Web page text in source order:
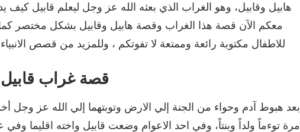
هابيل وقابيل، وهو الغراب الذي بعثه الله عز وجل ليعلم قابيل
معكم الآن قصة هذا الغراب وقصة هابيل وقابيل بشكل مختصر
للاطفال مكتوبة رائعة وممتعة لا تفوتكم ، وللمزيد من قصص
قصة غراب قابيل
بعد هبوط آدم وحواء من الجنة إلي الارض وتوبتهما إلي الله عز
مرة توءماً ولداً وبنتاً، وفي احد الاعوام وضعت قابيل واخته اقليما